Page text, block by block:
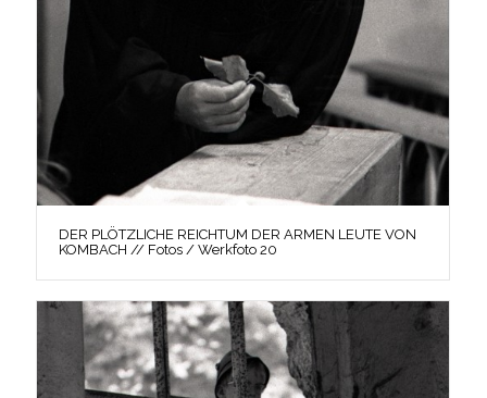
DER PLÖTZLICHE REICHTUM DER ARMEN LEUTE VON
KOMBACH // Fotos / Werkfoto 20